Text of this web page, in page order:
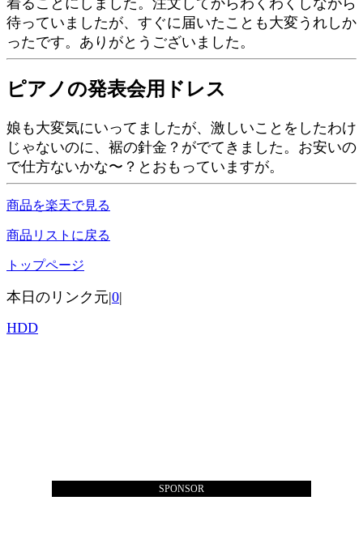
待っていましたが、すぐに届いたことも大変うれしか
ったです。ありがとうございました。
ピアノの発表会用ドレス
娘も大変気にいってましたが、激しいことをしたわけ
じゃないのに、裾の針金？がでてきました。お安いの
で仕方ないかな〜？とおもっていますが。
商品を楽天で見る
商品リストに戻る
トップページ
本日のリンク元|0|
HDD
SPONSOR